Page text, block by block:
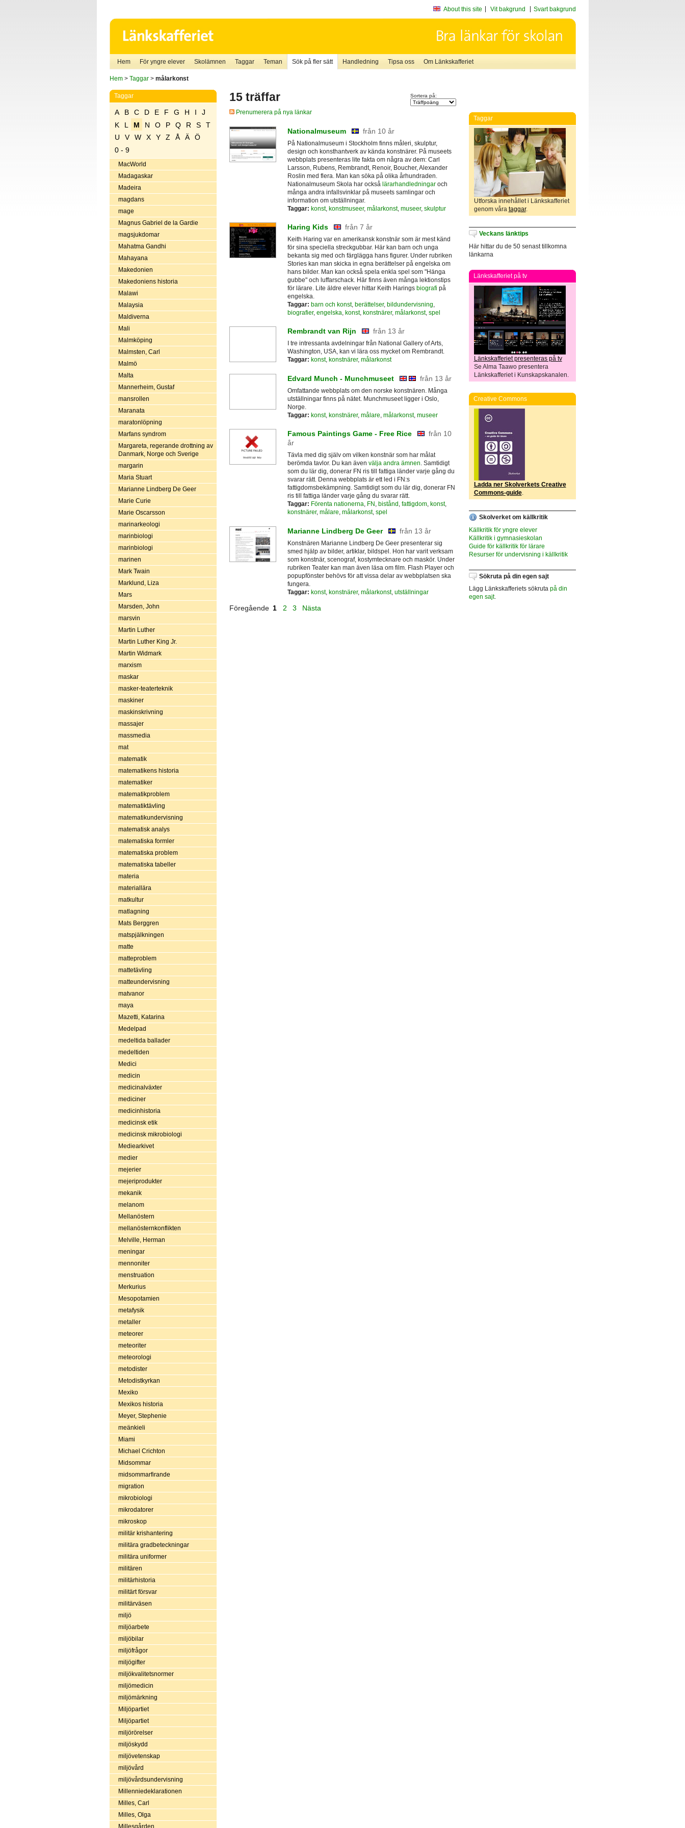
About this site Vit bakgrund Svart bakgrund
Hem För yngre elever Skolämnen Taggar Teman Sök på fler sätt Handledning Tipsa oss Om Länkskafferiet
Hem> Taggar> målarkonst
Taggar
A B C D E F G H I
J
K
L M N O P Q R S
T
U
V W X Y Z Å Ä
Ö
0 - 9
MacWorld
Madagaskar
Madeira
magdans
mage
Magnus Gabriel de la Gardie
magsjukdomar
Mahatma Gandhi
Mahayana
Makedonien
Makedoniens historia
Malawi
Malaysia
Maldiverna
Mali
Malmköping
Malmsten, Carl
Malmö
Malta
Mannerheim, Gustaf
mansrollen
Maranata
maratonlöpning
Marfans syndrom
Margareta, regerande drottning av
Danmark, Norge och Sverige
margarin
Maria Stuart
Marianne Lindberg De Geer
Marie Curie
Marie Oscarsson
marinarkeologi
marinbiologi
marinbiologi
marinen
Mark Twain
Marklund, Liza
Mars
Marsden, John
marsvin
Martin Luther
Martin Luther King Jr.
Martin Widmark
marxism
maskar
masker-teaterteknik
maskiner
maskinskrivning
massajer
massmedia
mat
matematik
matematikens historia
matematiker
matematikproblem
matematiktävling
matematikundervisning
matematisk analys
matematiska formler
matematiska problem
matematiska tabeller
materia
materiallära
matkultur
matlagning
Mats Berggren
matspjälkningen
matte
matteproblem
mattetävling
matteundervisning
matvanor
maya
Mazetti, Katarina
Medelpad
medeltida ballader
medeltiden
Medici
medicin
medicinalväxter
mediciner
medicinhistoria
medicinsk etik
medicinsk mikrobiologi
Mediearkivet
medier
mejerier
mejeriprodukter
mekanik
melanom
Mellanöstern
mellanösternkonflikten
Melville, Herman
meningar
mennoniter
menstruation
Merkurius
Mesopotamien
metafysik
metaller
meteorer
meteoriter
meteorologi
metodister
Metodistkyrkan
Mexiko
Mexikos historia
Meyer, Stephenie
meänkieli
Miami
Michael Crichton
Midsommar
midsommarfirande
migration
mikrobiologi
mikrodatorer
mikroskop
militär krishantering
militära gradbeteckningar
militära uniformer
militären
militärhistoria
militärt försvar
militärväsen
miljö
miljöarbete
miljöbilar
miljöfrågor
miljögifter
miljökvalitetsnormer
miljömedicin
miljömärkning
Miljöpartiet
Miljöpartiet
miljörörelser
miljöskydd
miljövetenskap
miljövård
miljövårdsundervisning
Millenniedeklarationen
Milles, Carl
Milles, Olga
Millesgården
15 träffar Sortera på:
Prenumerera på nya länkar
Nationalmuseum från 10 år
På Nationalmuseum i Stockholm finns måleri, skulptur,
design och konsthantverk av kända konstnärer. På museets
webbplats presenteras lite fakta om några av dem: Carl
Larsson, Rubens, Rembrandt, Renoir, Boucher, Alexander
Roslin med flera. Man kan söka på olika århundraden.
Nationalmuseum Skola har också lärarhandledningaroch
många andra infallsvinklar på museets samlingar och
information om utställningar.
Taggar: konst, konstmuseer, målarkonst, museer, skulptur
Haring Kids från 7 år
Keith Haring var en amerikansk konstnär som är mest känd
för sina speciella streckgubbar. Här kan barn och unga
bekanta sig med och färglägga hans figurer. Under rubriken
Stories kan man skicka in egna berättelser på engelska om
hans bilder. Man kan också spela enkla spel som "Hänga
gubbe" och luffarschack. Här finns även många lektionstips
för lärare. Lite äldre elever hittar Keith Harings biografi på
engelska.
Taggar: barn och konst, berättelser, bildundervisning,
biografier, engelska, konst, konstnärer, målarkonst, spel
Rembrandt van Rijn från 13 år
I tre intressanta avdelningar från National Gallery of Arts,
Washington, USA, kan vi lära oss mycket om Rembrandt.
Taggar: konst, konstnärer, målarkonst
Edvard Munch - Munchmuseet från 13 år
Omfattande webbplats om den norske konstnären. Många
utställningar finns på nätet. Munchmuseet ligger i Oslo,
Norge.
Taggar: konst, konstnärer, målare, målarkonst, museer
Famous Paintings Game - Free Rice
från 10
år
Tävla med dig själv om vilken konstnär som har målat
berömda tavlor. Du kan även välja andra ämnen. Samtidigt
som du lär dig, donerar FN ris till fattiga länder varje gång du
svarar rätt. Denna webbplats är ett led i FN:s
fattigdomsbekämpning. Samtidigt som du lär dig, donerar FN
ris till fattiga länder varje gång du svarar rätt.
Taggar: Förenta nationerna, FN , bistånd , fattigdom, konst,
konstnärer, målare, målarkonst, spel
Marianne Lindberg De Geer från 13 år
Konstnären Marianne Lindberg De Geer presenterar sig
smed hjälp av bilder, artiklar, bildspel. Hon har varit verksam
som konstnär, scenograf, kostymtecknare och maskör. Under
rubriken Teater kan man även läsa om film. Flash Player och
popupfönster behövs för att vissa delar av webbplatsen ska
fungera.
Taggar: konst, konstnärer, målarkonst, utställningar
Föregående 1 2 3 Nästa
Taggar
Utforska innehållet i Länkskafferiet
genom våra taggar.
Veckans länktips
Här hittar du de 50 senast tillkomna
länkarna
Länkskafferiet på tv
Länkskafferiet presenteras på tv
Se Alma Taawo presentera
Länkskafferiet i Kunskapskanalen.
Creative Commons
Ladda ner Skolverkets Creative
Commons-guide.
Skolverket om källkritik
Källkritik för yngre elever
Källkritik i gymnasieskolan
Guide för källkritik för lärare
Resurser för undervisning i källkritik
Sökruta på din egen sajt
Lägg Länkskafferiets sökruta på din
egen sajt.